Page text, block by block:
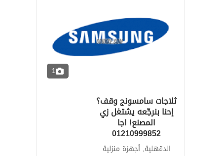
1
ثلاجات سامسونج وقف؟
إحنا بنرجّعه يشتغل زي
المصنع! اجا
01210999852
الدقهلية, أجهزة منزلية